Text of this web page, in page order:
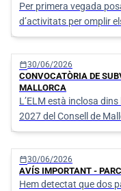
Per primera vegada
d’activitats per omplir
ambient a Palmanyola.
calendar_today30/06/2026
CONVOCATÒRIA DE
MALLORCA
L’ELM està inclosa
2027 del Consell de
sostenibilitat
local per un import
calendar_today30/06/2026
AVÍS IMPORTANT -
Hem detectat que dos